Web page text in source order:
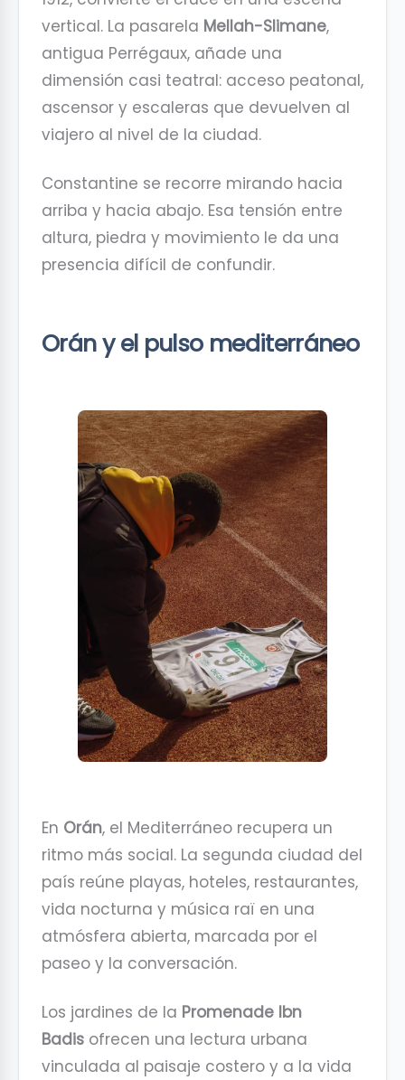
vertical. La pasarela Mellah-Slimane,
antigua Perrégaux, añade una
dimensión casi teatral: acceso peatonal,
ascensor y escaleras que devuelven al
viajero al nivel de la ciudad.
Constantine se recorre mirando hacia
arriba y hacia abajo. Esa tensión entre
altura, piedra y movimiento le da una
presencia difícil de confundir.
Orán y el pulso mediterráneo
En Orán, el Mediterráneo recupera un
ritmo más social. La segunda ciudad del
país reúne playas, hoteles, restaurantes,
vida nocturna y música raï en una
atmósfera abierta, marcada por el
paseo y la conversación.
Los jardines de la Promenade Ibn
Badis ofrecen una lectura urbana
vinculada al paisaje costero y a la vida